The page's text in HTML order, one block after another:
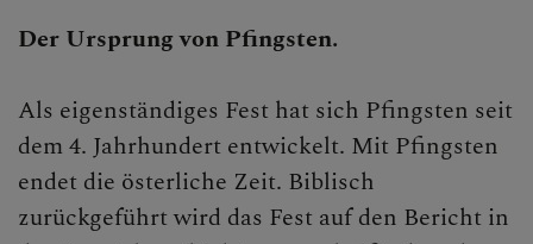
ERLEBEN
MITMACHEN
BEGEGNEN
Der Ursprung von Pfingsten.
Als eigenständiges Fest hat sich Pfingsten seit
dem 4. Jahrhundert entwickelt. Mit Pfingsten
endet die österliche Zeit. Biblisch
zurückgeführt wird das Fest auf den Bericht in